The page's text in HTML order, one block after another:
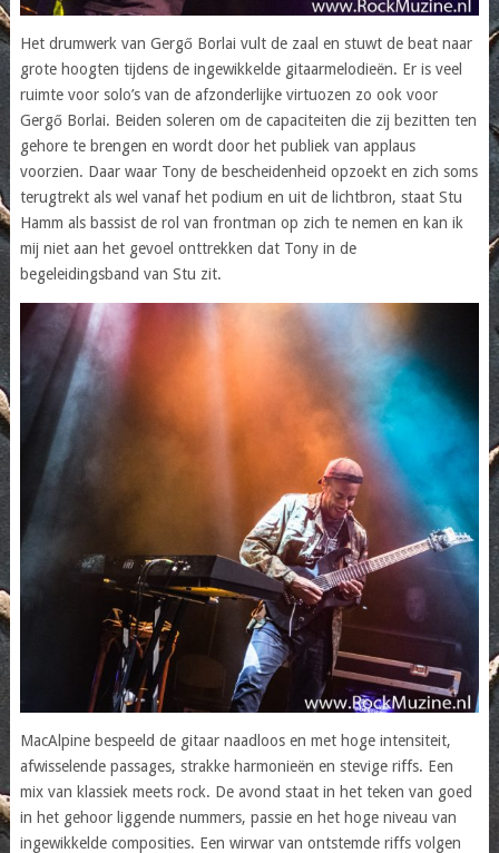
Het drumwerk van Gergő Borlai vult de zaal en stuwt de beat naar
grote hoogten tijdens de ingewikkelde gitaarmelodieën. Er is veel
ruimte voor solo’s van de afzonderlijke virtuozen zo ook voor
Gergő Borlai. Beiden soleren om de capaciteiten die zij bezitten ten
gehore te brengen en wordt door het publiek van applaus
voorzien. Daar waar Tony de bescheidenheid opzoekt en zich soms
terugtrekt als wel vanaf het podium en uit de lichtbron, staat Stu
Hamm als bassist de rol van frontman op zich te nemen en kan ik
mij niet aan het gevoel onttrekken dat Tony in de
begeleidingsband van Stu zit.
MacAlpine bespeeld de gitaar naadloos en met hoge intensiteit,
afwisselende passages, strakke harmonieën en stevige riffs. Een
mix van klassiek meets rock. De avond staat in het teken van goed
in het gehoor liggende nummers, passie en het hoge niveau van
ingewikkelde composities. Een wirwar van ontstemde riffs volgen